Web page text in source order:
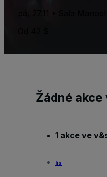
pá, 27.11 • Sala
Žádné akce
1 akce ve
lis